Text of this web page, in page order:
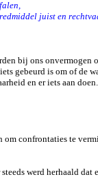
juist en
bij ons onvermogen
gebeurd is om of de
en er iets aan doen.
confrontaties te
werd herhaald